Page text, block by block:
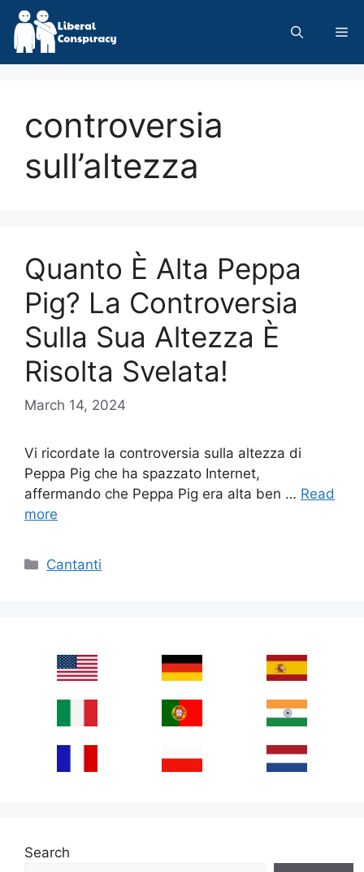
Skip
content
controversia
sull’altezza
Quanto È Alta Peppa
Pig? La Controversia
Sulla Sua Altezza È
Risolta Svelata!
March 14, 2024
Vi ricordate la controversia sulla altezza di
Peppa Pig che ha spazzato Internet,
affermando che Peppa Pig era alta ben … Read
more
Categories
Cantanti
Search